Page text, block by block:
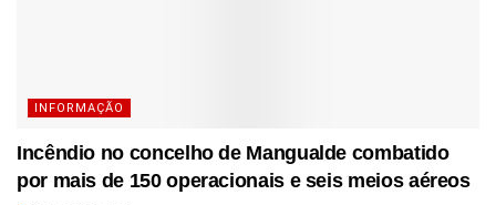
INFORMAÇÃO
Incêndio no concelho de Mangualde combatido
por mais de 150 operacionais e seis meios aéreos